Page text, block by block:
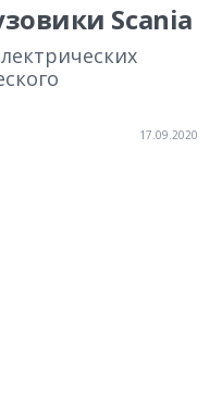
Scania
17.09.2020